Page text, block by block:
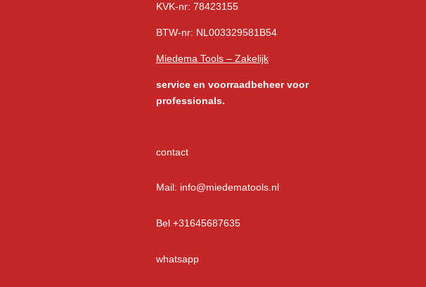
KVK-nr: 78423155
BTW-nr: NL003329581B54
Miedema Tools – Zakelijk
service en voorraadbeheer voor
professionals.
contact
Mail: info@miedematools.nl
Bel +31645687635
whatsapp